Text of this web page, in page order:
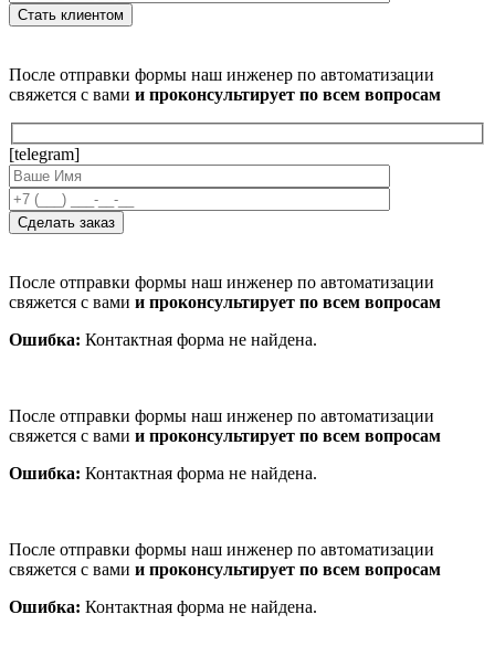
После отправки формы наш инженер по автоматизации
свяжется с вами и проконсультирует по всем вопросам
[telegram]
После отправки формы наш инженер по автоматизации
свяжется с вами и проконсультирует по всем вопросам
Ошибка: Контактная форма не найдена.
После отправки формы наш инженер по автоматизации
свяжется с вами и проконсультирует по всем вопросам
Ошибка: Контактная форма не найдена.
После отправки формы наш инженер по автоматизации
свяжется с вами и проконсультирует по всем вопросам
Ошибка: Контактная форма не найдена.